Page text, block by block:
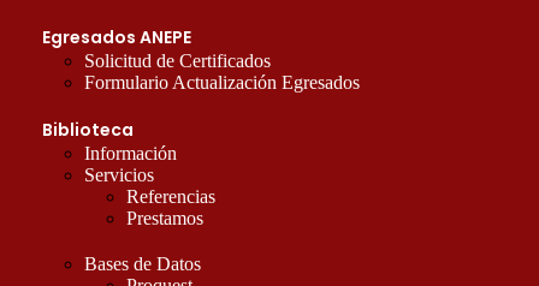
Egresados ANEPE
Solicitud de Certificados
Formulario Actualización Egresados
Biblioteca
Información
Servicios
Referencias
Prestamos
Bases de Datos